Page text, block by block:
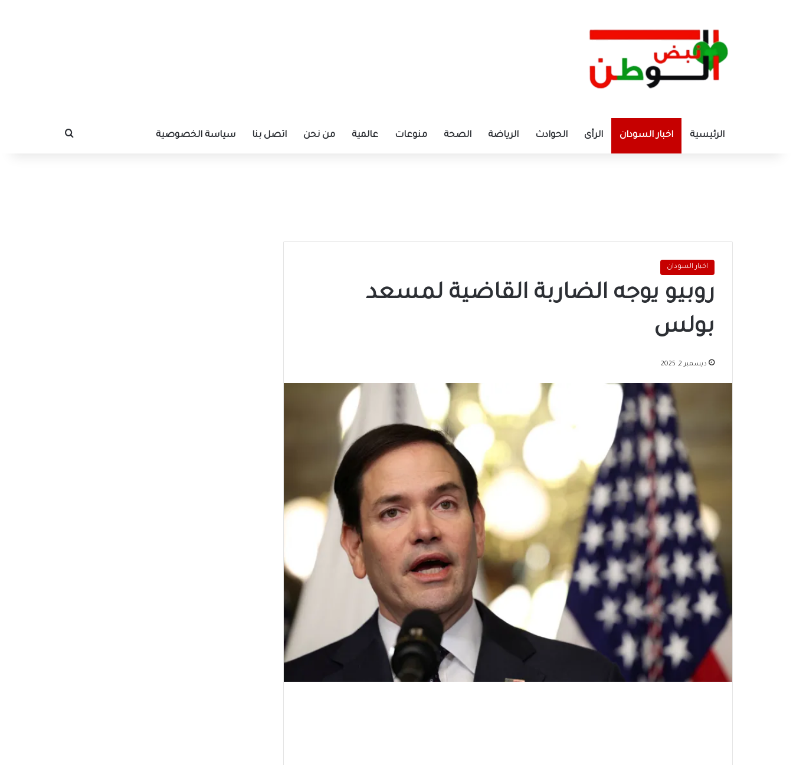
الرئيسية اخبار السودان الرأى الحوادث الرياضة الصحة منوعات عالمية من نحن اتصل بنا سياسة الخصوصية بحث عن
اخبار السودان
روبيو يوجه الضاربة القاضية لمسعد
بولس
ديسمبر 2, 2025